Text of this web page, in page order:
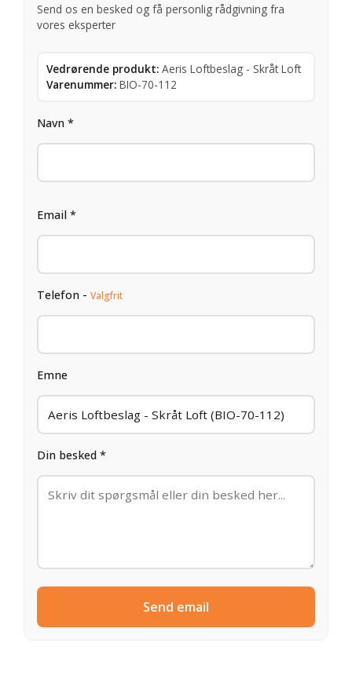
Send os en besked og få personlig rådgivning fra
vores eksperter
Vedrørende produkt: Aeris Loftbeslag - Skråt Loft
Varenummer: BIO-70-112
Navn *
Email *
Telefon - Valgfrit
Emne
Din besked *
Send email